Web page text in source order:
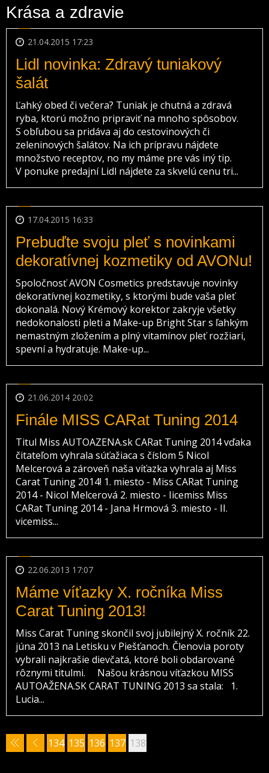
Krása a zdravie
21.04.2015 17:23
Lidl novinka: Zdravý tuniakový
šalát
Ľahký obed či večera? Tuniak je chutná a zdravá
ryba, ktorú možno pripraviť na mnoho spôsobov.
S obľubou sa pridáva aj do cestovinových či
zeleninových šalátov. Na ich prípravu nájdete
množstvo receptov, no my máme pre vás iný tip.
V ponuke predajní Lidl nájdete za skvelú cenu tri...
17.04.2015 16:33
Prebuďte svoju pleť s novinkami
dekoratívnej kozmetiky od AVONu!
Spoločnosť AVON Cosmetics predstavuje novinky
dekoratívnej kozmetiky, s ktorými bude vaša pleť
dokonalá. Nový Krémový korektor zakryje všetky
nedokonalosti pleti a Make-up Bright Star s ľahkým
nemastným zložením a plný vitamínov pleť rozžiari,
spevní a hydratuje. Make-up...
21.06.2014 20:02
Finále MISS CARat Tuning 2014
Titul Miss AUTOAZENA.sk CARat Tuning 2014 vďaka
čitateľom vyhrala súťažiaca s číslom 5 Nicol
Melcerová a zároveň naša víťazka vyhrala aj Miss
Carat Tuning 2014! 1. miesto - Miss CARat Tuning
2014 - Nicol Melcerová 2. miesto - Iicemiss Miss
CARat Tuning 2014 - Jana Hrmová 3. miesto - II.
vicemiss...
22.06.2013 17:07
Máme víťazky X. ročníka Miss
Carat Tuning 2013!
Miss Carat Tuning skončil svoj jubilejný X. ročník 22.
júna 2013 na Letisku v Piešťanoch. Členovia poroty
vybrali najkrašie dievčatá, ktoré boli obdarované
rôznymi titulmi. Našou krásnou víťazkou MISS
AUTOAŽENA.SK CARAT TUNING 2013 sa stala: 1.
Lucia...
134 135 136 137 138